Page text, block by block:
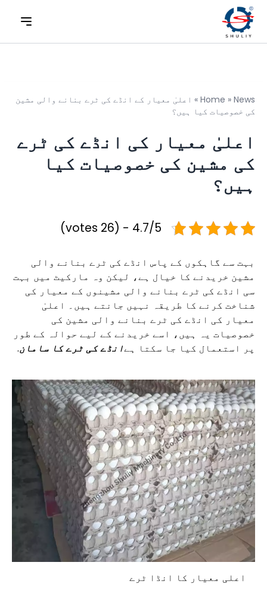
Home » News
» اعلیٰ معیار کے انڈے کی ٹرے بنانے والی مشین
کی خصوصیات کیا ہیں؟
اعلیٰ معیار کی انڈے کی ٹرے
کی مشین کی خصوصیات کیا
ہیں؟
4.7/5 - (26 votes)
بہت سے گاہکوں کے پاس انڈے کی ٹرے بنانے والی
مشین خریدنے کا خیال ہے، لیکن وہ مارکیٹ میں بہت
سی انڈے کی ٹرے بنانے والی مشینوں کے معیار کی
شناخت کرنے کا طریقہ نہیں جانتے ہیں۔ اعلیٰ
معیار کی انڈے کی ٹرے بنانے والی مشین کی
خصوصیات یہ ہیں، اسے خریدنے کے لیے حوالہ کے طور
پر استعمال کیا جا سکتا ہےانڈے کی ٹرے کا سامان.
اعلی معیار کا انڈا ٹرے